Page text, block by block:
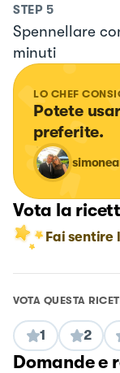
STEP 5
Spennellare
minuti
LO CHEF
Potete
preferite.
Vota la
Fai sentire
VOTA QUESTA
1 2
Domande e